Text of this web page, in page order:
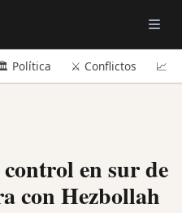
Política ⚔️ Conflictos 📈
en sur de
con Hezbollah